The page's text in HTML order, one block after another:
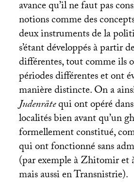
avance qu’il ne faut pas
notions comme des
deux instruments de la
s’étant développés à partir
différentes, tout comme ils
périodes différentes et ont
manière distincte. On a
Judenrätequi ont opéré
localités bien avant qu’un
formellement constitué,
qui ont fonctionné sans
(par exemple à Zhitomir et
mais aussi en Transnistrie).